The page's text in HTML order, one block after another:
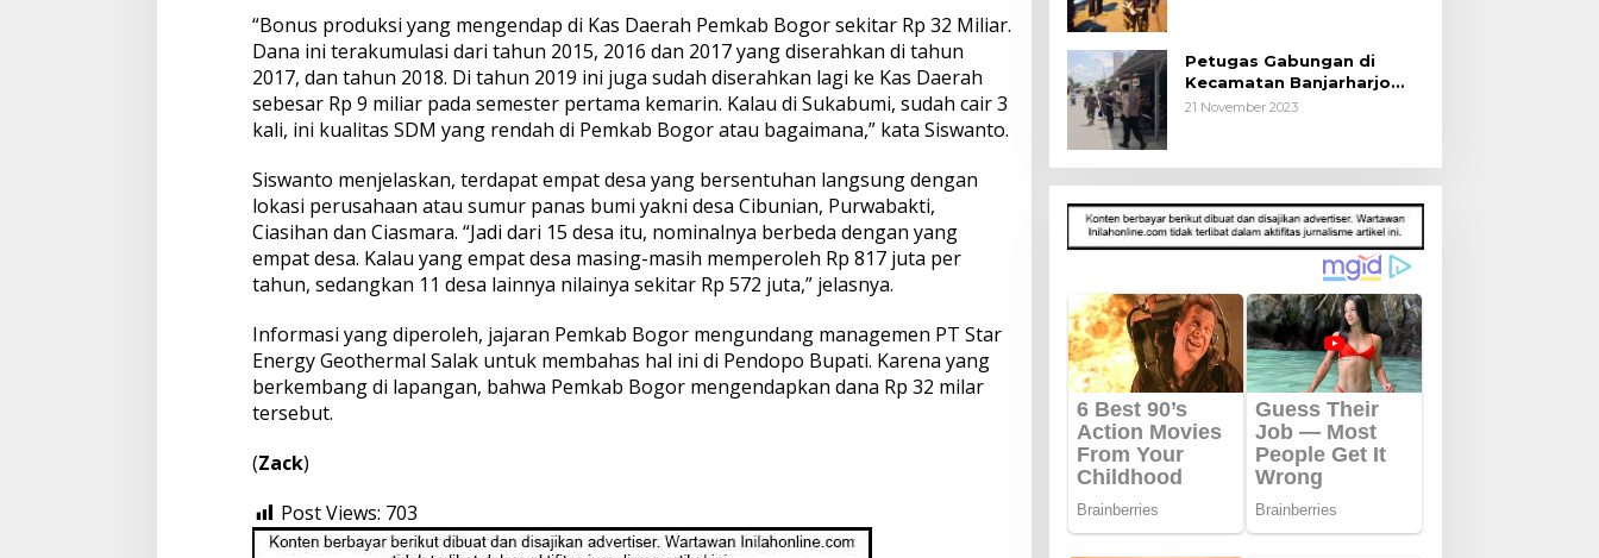
“Bonus produksi yang mengendap di Kas Daerah Pemkab Bogor sekitar Rp 32 Miliar.
Dana ini terakumulasi dari tahun 2015, 2016 dan 2017 yang diserahkan di tahun
2017, dan tahun 2018. Di tahun 2019 ini juga sudah diserahkan lagi ke Kas Daerah
sebesar Rp 9 miliar pada semester pertama kemarin. Kalau di Sukabumi, sudah cair 3
kali, ini kualitas SDM yang rendah di Pemkab Bogor atau bagaimana,” kata Siswanto.
Siswanto menjelaskan, terdapat empat desa yang bersentuhan langsung dengan
lokasi perusahaan atau sumur panas bumi yakni desa Cibunian, Purwabakti,
Ciasihan dan Ciasmara. “Jadi dari 15 desa itu, nominalnya berbeda dengan yang
empat desa. Kalau yang empat desa masing-masih memperoleh Rp 817 juta per
tahun, sedangkan 11 desa lainnya nilainya sekitar Rp 572 juta,” jelasnya.
Informasi yang diperoleh, jajaran Pemkab Bogor mengundang managemen PT Star
Energy Geothermal Salak untuk membahas hal ini di Pendopo Bupati. Karena yang
berkembang di lapangan, bahwa Pemkab Bogor mengendapkan dana Rp 32 milar
tersebut.
(Zack)
Post Views: 703
Petugas Gabungan di
Kecamatan Banjarharjo
Patroli Anak Sekolah
21 November 2023